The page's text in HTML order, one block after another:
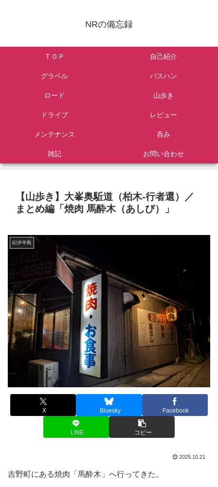
NRの備忘録
ＴＯＰ 自己紹介
グラベル パスハン
ロード 山歩き
ドライブ レビュー
メンテナンス 呑み
雑記 お問い合わせ
【山歩き】大峯奥駈道（柏木-行者還）／
まとめ編「焼肉 馬酔木（あしび）」
紀伊半島
X Bluesky Facebook
LINE コピー
2025.10.21
吉野町にある焼肉「馬酔木」へ行ってきた。